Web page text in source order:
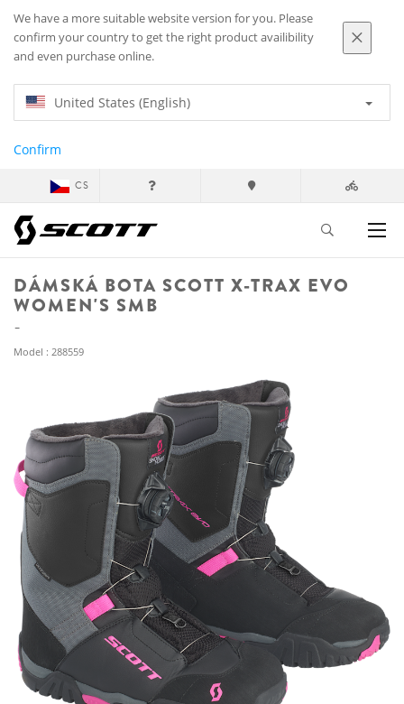
We have a more suitable website version for you. Please
confirm your country to get the right product availibility
and even purchase online.
United States (English)
Confirm
CS
DÁMSKÁ BOTA SCOTT X-TRAX EVO
WOMEN'S SMB
Model : 288559